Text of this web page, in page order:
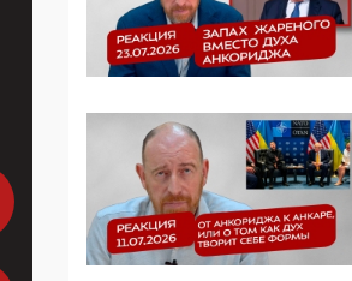
09:43, 01 Июня 2026
граждан: Минцифры
намерено отобрать у
регионов и
муниципалитетов право
защищать жилые дома
и социальные объекты
от ЭМИ